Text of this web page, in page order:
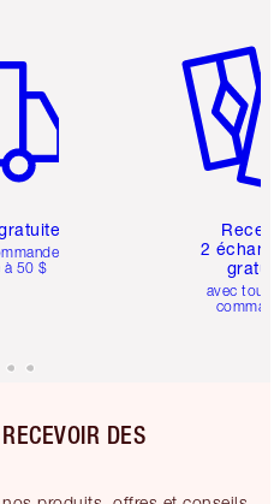
à 50 $
2
avec
DES